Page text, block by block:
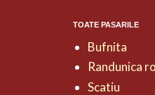
TOATE PASARILE
Bufnita
Randunica
Scatiu